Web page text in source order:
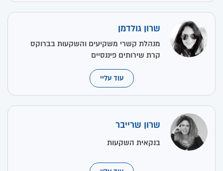
שרון גולדמן
מנהלת קשרי משקיעים והשקעות בברוקס
קרת שירותים פיננסיים
עוד עליי
שרון שרייבר
בנקאית השקעות